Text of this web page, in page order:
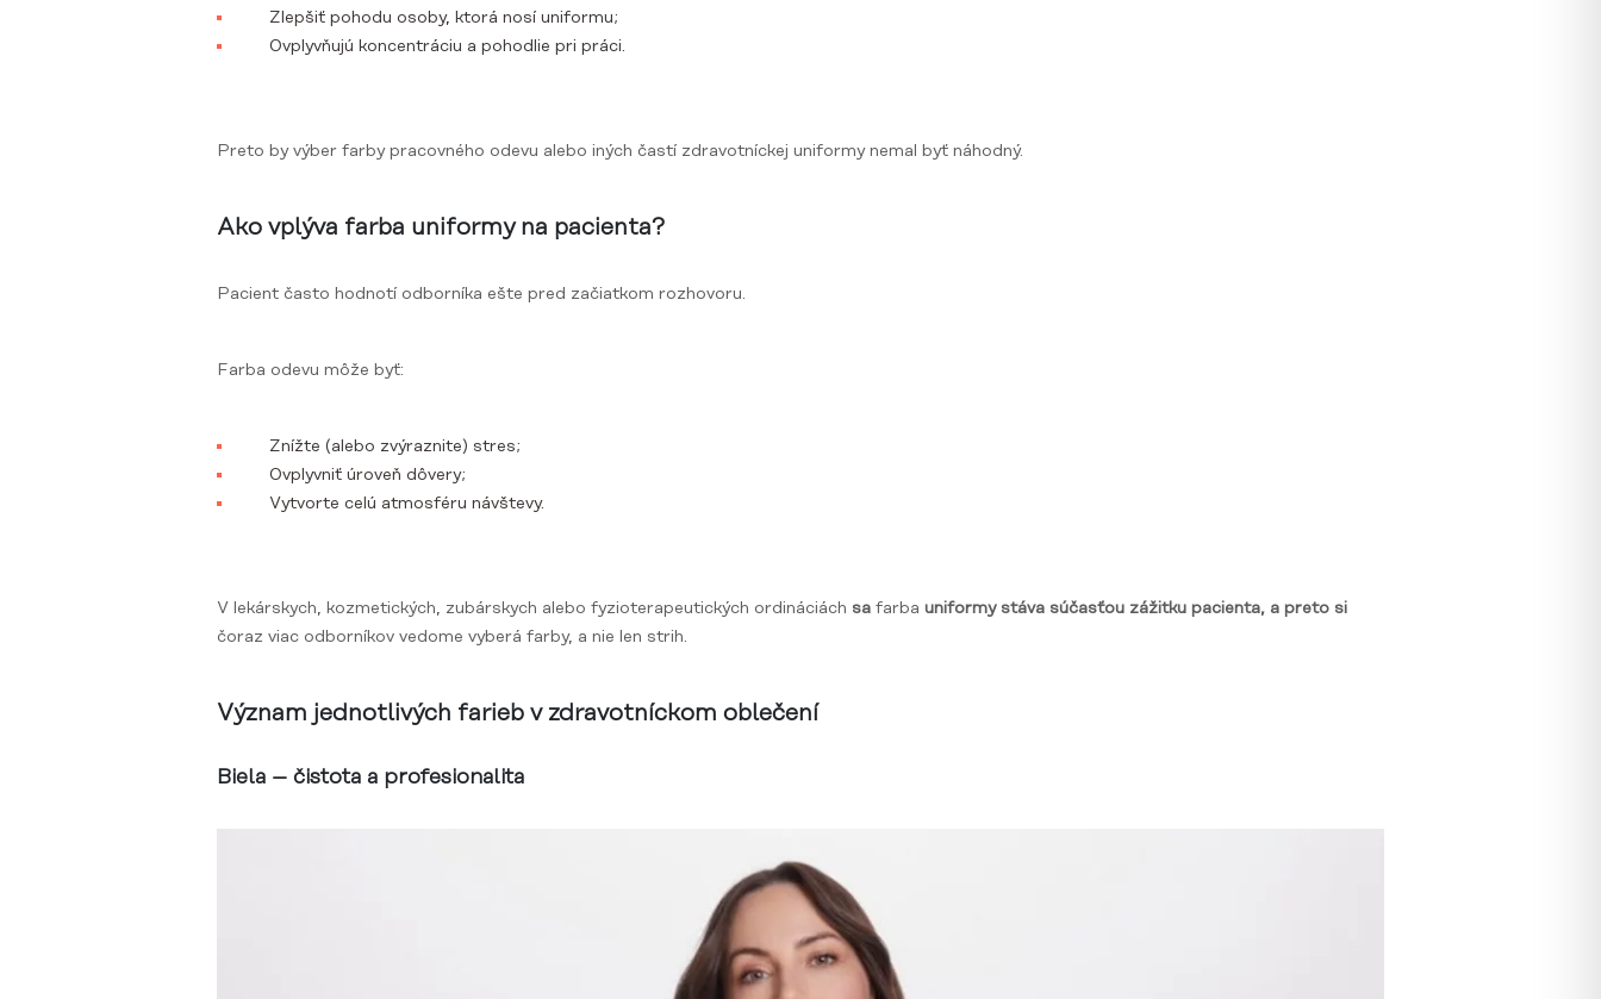
Zlepšiť pohodu osoby, ktorá nosí uniformu;
Ovplyvňujú koncentráciu a pohodlie pri práci.
Preto by výber farby pracovného odevu alebo iných častí zdravotníckej uniformy nemal byť náhodný.
Ako vplýva farba uniformy na pacienta?
Pacient často hodnotí odborníka ešte pred začiatkom rozhovoru.
Farba odevu môže byť:
Znížte (alebo zvýraznite) stres;
Ovplyvniť úroveň dôvery;
Vytvorte celú atmosféru návštevy.
V lekárskych, kozmetických, zubárskych alebo fyzioterapeutických ordináciách sa farba uniformy stáva súčasťou zážitku pacienta, a preto si
čoraz viac odborníkov vedome vyberá farby, a nie len strih.
Význam jednotlivých farieb v zdravotníckom oblečení
Biela – čistota a profesionalita